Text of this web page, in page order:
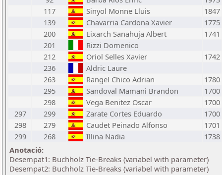
117
Sinyol Monne Lluis
1847
139
Chavarria Cardona Xavier
1775
200
Eixarch Sanahuja Albert
1741
201
Rizzi Domenico
212
Oriol Selles Xavier
1742
236
Aldric Laure
263
Rangel Chico Adrian
1780
295
Sandoval Mamani Brandon
1700
298
Vega Benitez Oscar
1700
297
299 Zarate Cortes Eduardo
1700
298
279 Caudet Peinado Alfonso
1701
299
268 Illina Nadia
1738
Anotació:
Desempat1: Buchholz Tie-Breaks (variabel with parameter)
Desempat2: Buchholz Tie-Breaks (variabel with parameter)